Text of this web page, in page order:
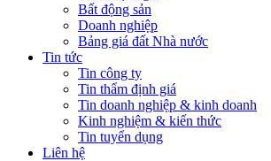
Bất động sản
Doanh nghiệp
Bảng giá đất Nhà nước
Tin tức
Tin công ty
Tin thẩm định giá
Tin doanh nghiệp & kinh doanh
Kinh nghiệm & kiến thức
Tin tuyển dụng
Liên hệ